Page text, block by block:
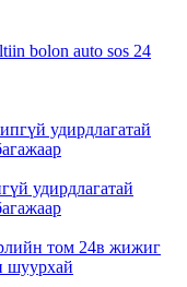
bolon auto sos 24
удирдлагатай